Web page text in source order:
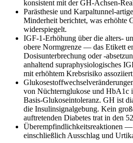
konsistent mit der GH-Achsen-
Parästhesie und Karpaltunnel-
Minderheit berichtet, was erhöhte
widerspiegelt.
IGF-1-Erhöhung über die alters-
obere Normgrenze — das Etikett
Dosisunterbrechung oder -
anhaltend supraphysiologisches
mit erhöhtem Krebsrisiko
von Nüchternglukose und HbA1c
Basis-Glukoseintoleranz. GH ist
die Insulinsignalgebung. Kein
auftretenden Diabetes trat in den
Überempfindlichkeitsreaktionen —
einschließlich Ausschlag und